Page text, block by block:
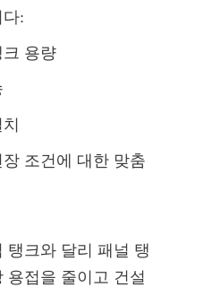
:
용량
조건에 대한 맞춤
탱크와 달리 패널 탱
용접을 줄이고 건설